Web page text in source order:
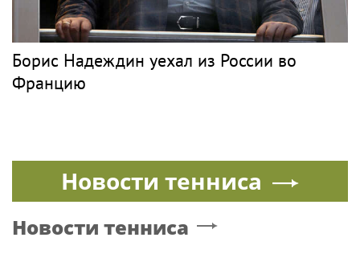
Борис Надеждин уехал из России во
Францию
Новости тенниса
Новости тенниса